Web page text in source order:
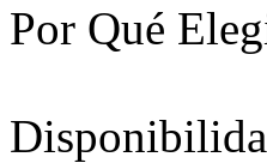
Por Qué